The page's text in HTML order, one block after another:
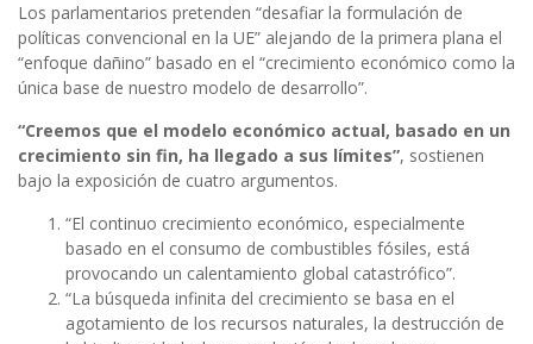
Los parlamentarios pretenden “desafiar la formulación de
políticas convencional en la UE” alejando de la primera plana el
“enfoque dañino” basado en el “crecimiento económico como la
única base de nuestro modelo de desarrollo”.
“Creemos que el modelo económico actual, basado en un
crecimiento sin fin, ha llegado a sus límites”, sostienen
bajo la exposición de cuatro argumentos.
“El continuo crecimiento económico, especialmente
basado en el consumo de combustibles fósiles, está
provocando un calentamiento global catastrófico”.
“La búsqueda infinita del crecimiento se basa en el
agotamiento de los recursos naturales, la destrucción de